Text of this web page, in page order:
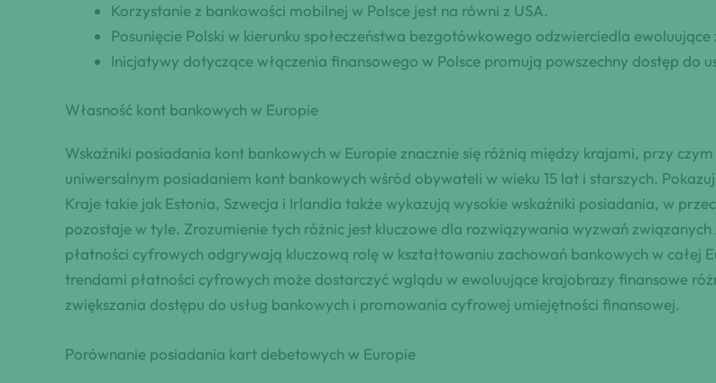
Korzystanie z bankowości mobilnej w Polsce jest na równi z USA.
Posunięcie Polski w kierunku społeczeństwa bezgotówkowego odzwierciedla
Inicjatywy dotyczące włączenia finansowego w Polsce promują powszechny dostęp do
Własność kont bankowych w Europie
Wskaźniki posiadania kont bankowych w Europie znacznie się różnią między krajami, przy
uniwersalnym posiadaniem kont bankowych wśród obywateli w wieku 15 lat i starszych.
Kraje takie jak Estonia, Szwecja i Irlandia także wykazują wysokie wskaźniki posiadania, w
pozostaje w tyle. Zrozumienie tych różnic jest kluczowe dla rozwiązywania wyzwań
płatności cyfrowych odgrywają kluczową rolę w kształtowaniu zachowań bankowych w całej
trendami płatności cyfrowych może dostarczyć wglądu w ewoluujące krajobrazy finansowe
zwiększania dostępu do usług bankowych i promowania cyfrowej umiejętności finansowej.
Porównanie posiadania kart debetowych w Europie